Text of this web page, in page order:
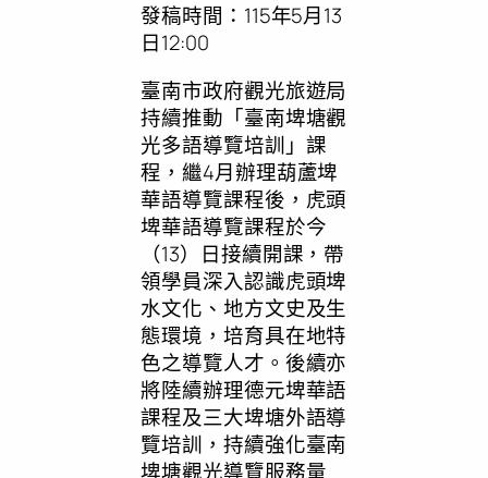
發稿時間：115年5月13
日12:00
臺南市政府觀光旅遊局
持續推動「臺南埤塘觀
光多語導覽培訓」課
程，繼4月辦理葫蘆埤
華語導覽課程後，虎頭
埤華語導覽課程於今
（13）日接續開課，帶
領學員深入認識虎頭埤
水文化、地方文史及生
態環境，培育具在地特
色之導覽人才。後續亦
將陸續辦理德元埤華語
課程及三大埤塘外語導
覽培訓，持續強化臺南
埤塘觀光導覽服務量